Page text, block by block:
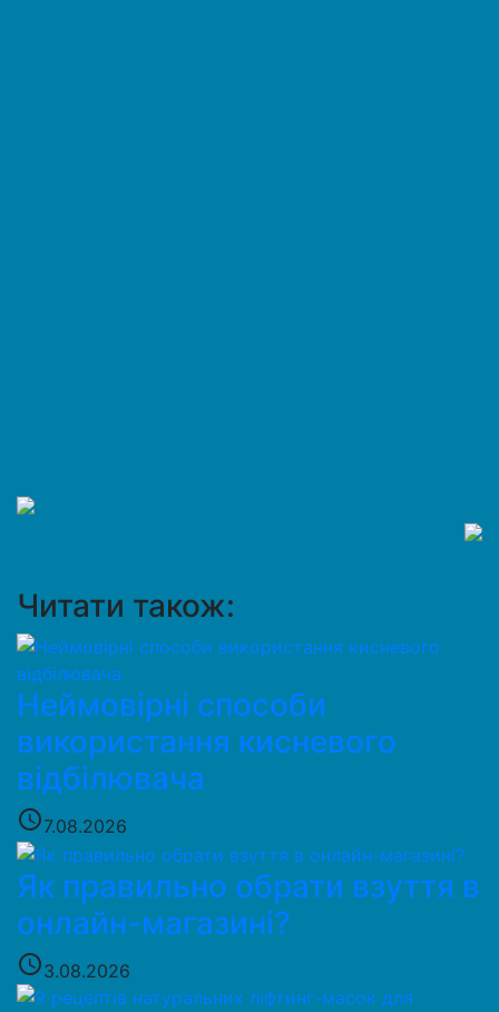
Читати також:
Неймовірні способи
використання кисневого
відбілювача
access_time7.08.2026
Як правильно обрати взуття в
онлайн-магазині?
access_time3.08.2026